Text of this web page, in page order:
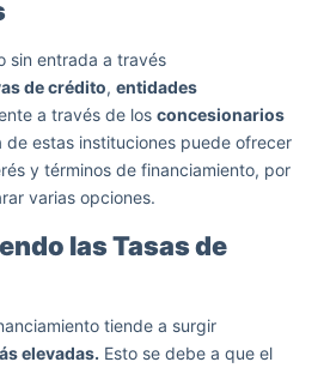
sin entrada a través
de crédito, entidades
a través de los concesionarios
de estas instituciones puede ofrecer
y términos de financiamiento, por
varias opciones.
las Tasas de
tiende a surgir
elevadas. Esto se debe a que el